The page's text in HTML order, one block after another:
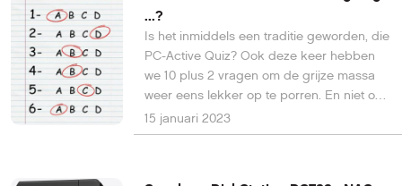
...?
Is het inmiddels een traditie geworden, die
PC-Active Quiz? Ook deze keer hebben
we 10 plus 2 vragen om de grijze massa
weer eens lekker op te porren. En niet op
Wikipedia – of elders – kijken, maar
gewoon uit het blote hoofd: “Anders telt
15 januari 2023